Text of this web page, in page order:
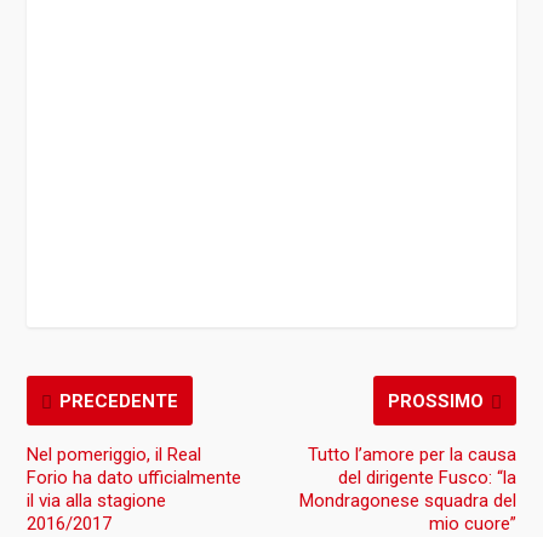
PRECEDENTE
Nel pomeriggio, il Real
Forio ha dato ufficialmente
il via alla stagione
2016/2017
PROSSIMO
Tutto l’amore per la causa
del dirigente Fusco: “la
Mondragonese squadra del
mio cuore”